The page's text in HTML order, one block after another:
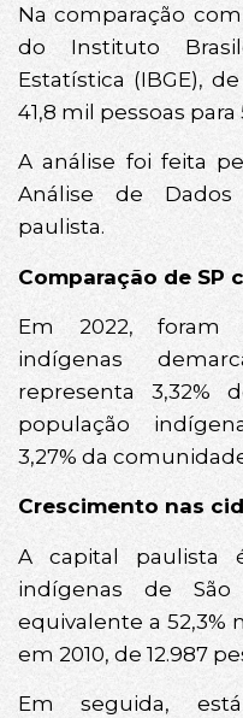
Na comparação
do Instituto
Estatística (IBGE),
41,8 mil pessoas
A análise foi feita
Análise de
paulista.
Comparação de SP
Em 2022, foram
indígenas
representa
população
3,27% da
Crescimento nas
A capital paulista
indígenas de São
equivalente a 52,3%
em 2010, de 12.987
Em seguida,